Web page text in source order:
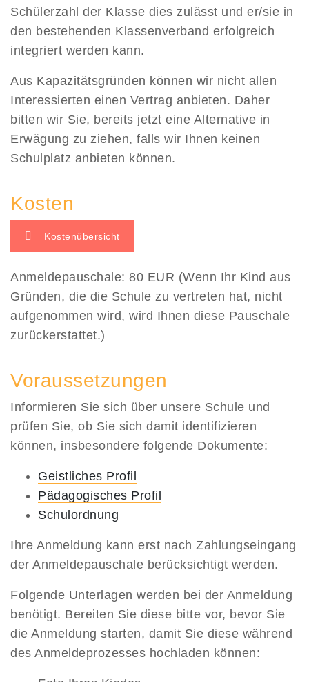
Schülerzahl der Klasse dies zulässt und er/sie in
den bestehenden Klassenverband erfolgreich
integriert werden kann.
Aus Kapazitätsgründen können wir nicht allen
Interessierten einen Vertrag anbieten. Daher
bitten wir Sie, bereits jetzt eine Alternative in
Erwägung zu ziehen, falls wir Ihnen keinen
Schulplatz anbieten können.
Kosten
Kostenübersicht
Anmeldepauschale: 80 EUR (Wenn Ihr Kind aus
Gründen, die die Schule zu vertreten hat, nicht
aufgenommen wird, wird Ihnen diese Pauschale
zurückerstattet.)
Voraussetzungen
Informieren Sie sich über unsere Schule und
prüfen Sie, ob Sie sich damit identifizieren
können, insbesondere folgende Dokumente:
Geistliches Profil
Pädagogisches Profil
Schulordnung
Ihre Anmeldung kann erst nach Zahlungseingang
der Anmeldepauschale berücksichtigt werden.
Folgende Unterlagen werden bei der Anmeldung
benötigt. Bereiten Sie diese bitte vor, bevor Sie
die Anmeldung starten, damit Sie diese während
des Anmeldeprozesses hochladen können: